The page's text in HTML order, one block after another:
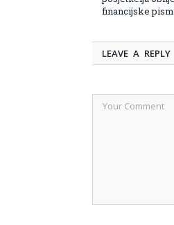
financijske
LEAVE A REPLY